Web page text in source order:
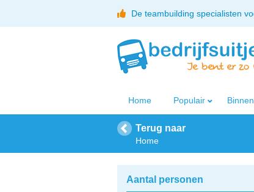
De teambuilding specialisten
Home Populair
Terug naar
Home
Aantal personen